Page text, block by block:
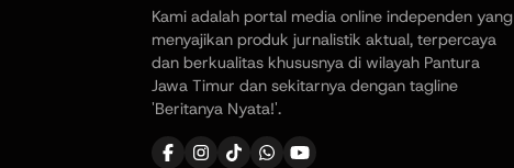
Kami adalah portal media online independen yang
menyajikan produk jurnalistik aktual, terpercaya
dan berkualitas khususnya di wilayah Pantura
Jawa Timur dan sekitarnya dengan tagline
'Beritanya Nyata!'.